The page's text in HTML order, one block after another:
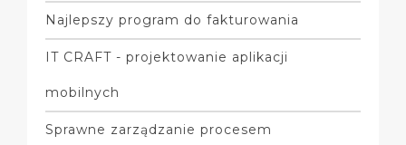
Najlepszy program do fakturowania
IT CRAFT - projektowanie aplikacji
mobilnych
Sprawne zarządzanie procesem